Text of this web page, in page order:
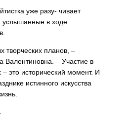
уже разу- чивает
услы­шанные в ходе
творческих планов, –
– Участие в
это исторический момент. И
истинного искусства